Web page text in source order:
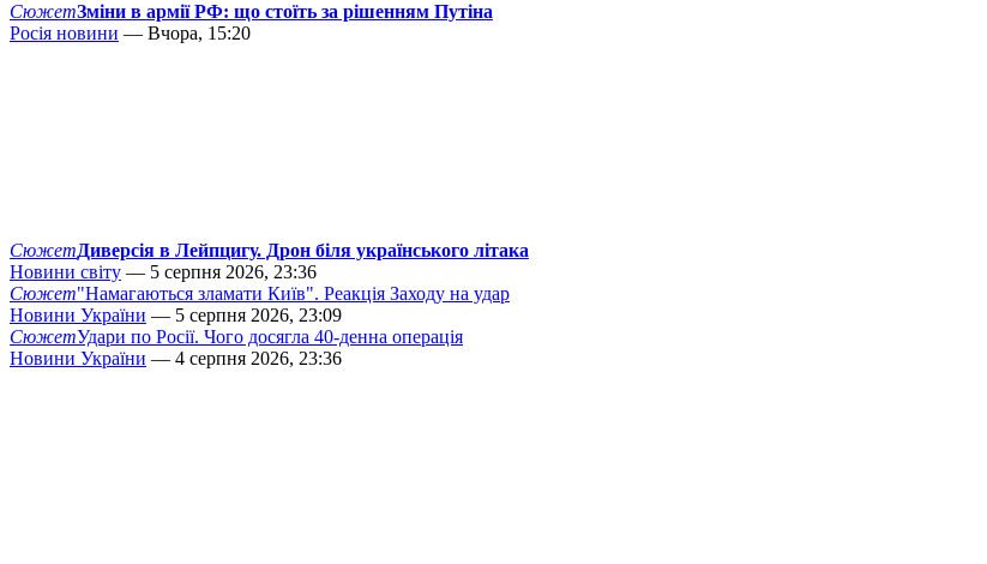
СюжетЗміни в армії РФ: що стоїть за рішенням Путіна
Росія новини — Вчора, 15:20
СюжетДиверсія в Лейпцигу. Дрон біля українського літака
Новини світу — 5 серпня 2026, 23:36
Сюжет"Намагаються зламати Київ". Реакція Заходу на удар
Новини України — 5 серпня 2026, 23:09
СюжетУдари по Росії. Чого досягла 40-денна операція
Новини України — 4 серпня 2026, 23:36